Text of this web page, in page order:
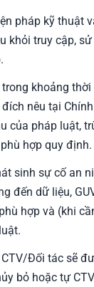
pháp kỹ thuật
khỏi truy cập,
khoảng
nêu tại
của pháp luật,
hợp quy định.
sinh sự cố an
đến dữ liệu,
hợp và (khi
Đối tác sẽ
bỏ hoặc tự